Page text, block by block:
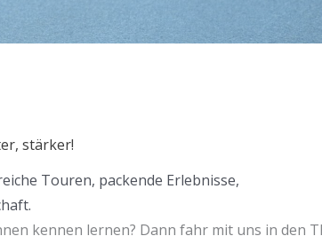
stärker!
Touren, packende Erlebnisse,
kennen lernen? Dann fahr mit uns in den